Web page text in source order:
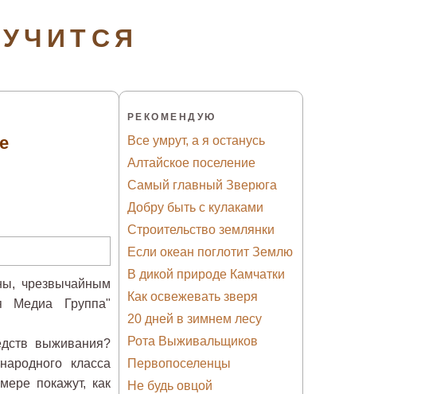
чрезвычайным
Медиа Группа"
выживания?
класса
покажут, как
РЕКОМЕНДУЮ
Все умрут, а я останусь
Алтайское поселение
Самый главный Зверюга
Добру быть с кулаками
Строительство землянки
Если океан поглотит Землю
В дикой природе Камчатки
Как освежевать зверя
20 дней в зимнем лесу
Рота Выживальщиков
Первопоселенцы
Не будь овцой